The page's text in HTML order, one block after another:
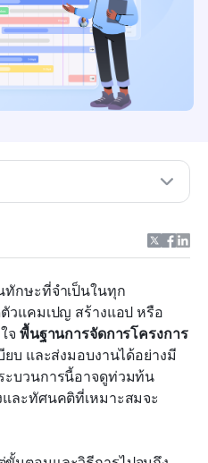
ทักษะที่จำเป็นในทุก
วแคมเปญ สร้างแอป หรือ
จ พื้นฐานการจัดการโครงการ
บ และส่งมอบงานได้อย่างมี
บวนการนี้อาจดูท่วมท้น
ละทัศนคติที่เหมาะสมจะ
งการคืออะไร?
งการบริหารโครงการ
งการบริหารโครงการ
เพื่อทำให้โครงการของ
ทธิภาพมากขึ้น
จัดการโครงการที่จำเป็น